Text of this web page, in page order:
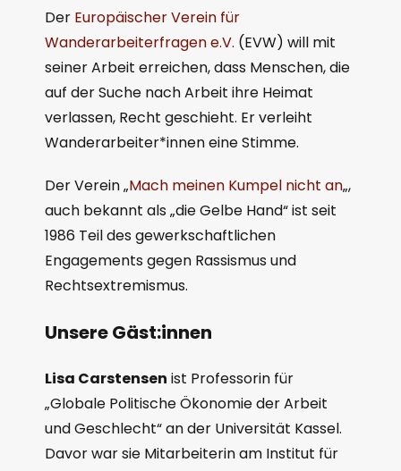
Der Europäischer Verein für
Wanderarbeiterfragen e.V. (EVW) will mit
seiner Arbeit erreichen, dass Menschen, die
auf der Suche nach Arbeit ihre Heimat
verlassen, Recht geschieht. Er verleiht
Wanderarbeiter*innen eine Stimme.
Der Verein „Mach meinen Kumpel nicht an„,
auch bekannt als „die Gelbe Hand“ ist seit
1986 Teil des gewerkschaftlichen
Engagements gegen Rassismus und
Rechtsextremismus.
Unsere Gäst:innen
Lisa Carstensen ist Professorin für
„Globale Politische Ökonomie der Arbeit
und Geschlecht“ an der Universität Kassel.
Davor war sie Mitarbeiterin am Institut für